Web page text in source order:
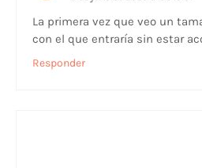
La primera vez que veo un
con el que entraría sin estar
Responder